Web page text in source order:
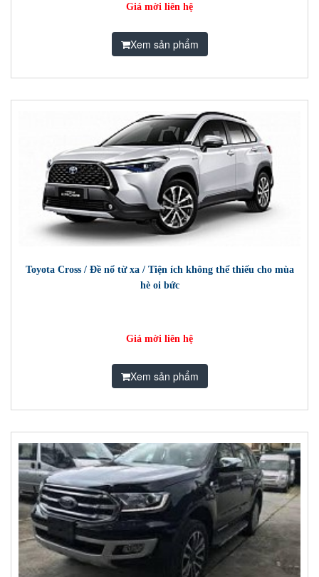
Giá mời liên hệ
Xem sản phẩm
Toyota Cross / Đề nổ từ xa / Tiện ích không thể thiếu cho mùa
hè oi bức
Giá mời liên hệ
Xem sản phẩm